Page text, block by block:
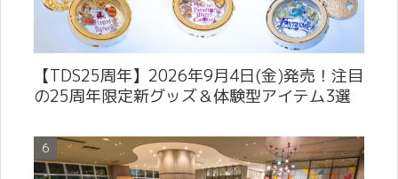
【TDS25周年】2026年9月4日(金)発売！注目
の25周年限定新グッズ＆体験型アイテム3選